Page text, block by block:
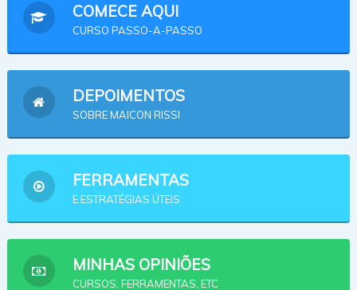
COMECE AQUI
CURSO PASSO-A-PASSO
DEPOIMENTOS
SOBRE MAICON RISSI
FERRAMENTAS
E ESTRATÉGIAS ÚTEIS
MINHAS OPINIÕES
CURSOS, FERRAMENTAS, ETC